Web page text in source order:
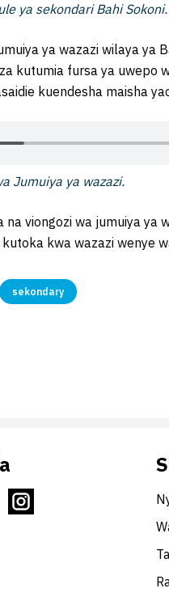
ya sekondari Bahi
ya wazazi wilaya ya
kutumia fursa ya uwepo
kuendesha maisha
Jumuiya ya wazazi.
na viongozi wa jumuiya ya
kwa wazazi wenye
sekondary